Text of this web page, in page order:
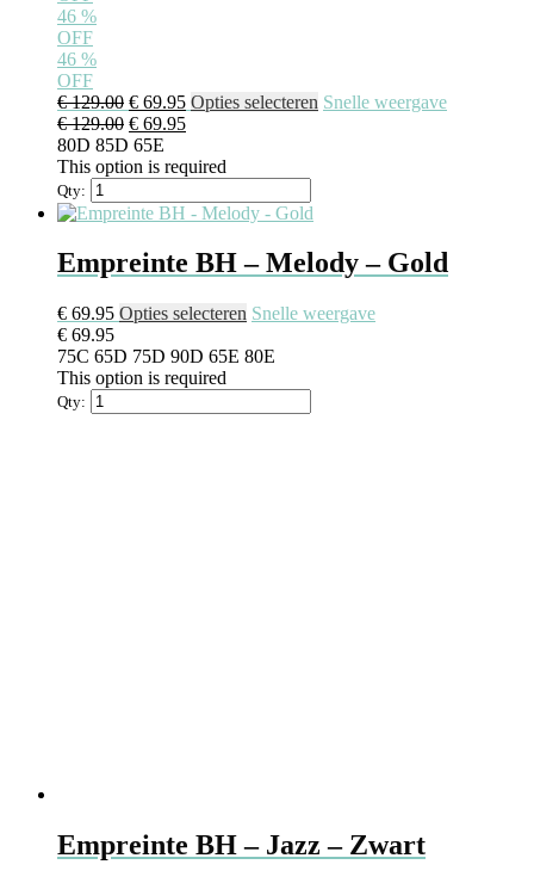
46 %
OFF
46 %
OFF
€129.00 Oorspronkelijke
prijs
was:
€ 129.00.
€ 69.95Huidige
prijs
€ 69.95.
Opties selecteren Dit
kan
gekozen
op
Snelle weergave
€129.00 Oorspronkelijke
prijs
was:
€ 69.95Huidige
is:
80D 85D 65E
This option is required
Qty:
Empreinte BH – Melody – Gold
€ 69.95 Opties selecteren Dit
heeft
Deze
Snelle weergave
€ 69.95
75C 65D 75D 90D 65E 80E
This option is required
Qty:
Empreinte BH – Jazz – Zwart